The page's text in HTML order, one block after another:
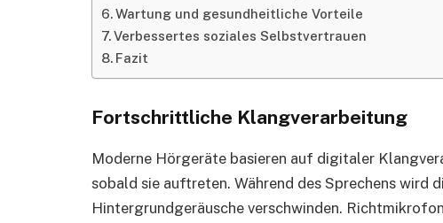
Wartung und gesundheitliche Vorteile
Verbessertes soziales Selbstvertrauen
Fazit
Fortschrittliche Klangverarbeitung
Moderne Hörgeräte basieren auf digitaler
sobald sie auftreten. Während des Sprechens wird
Hintergrundgeräusche verschwinden.